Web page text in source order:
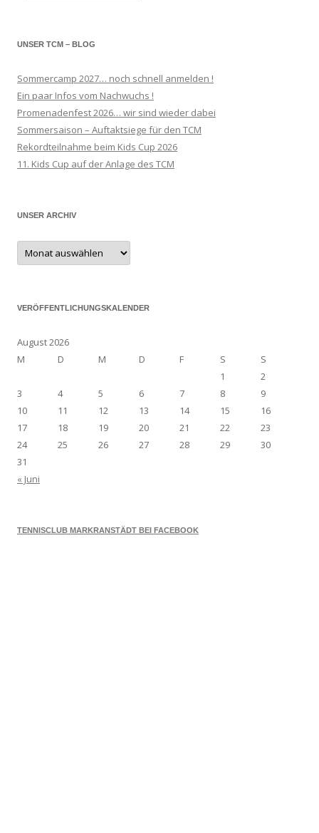
UNSER TCM – BLOG
Sommercamp 2027… noch schnell anmelden !
Ein paar Infos vom Nachwuchs !
Promenadenfest 2026… wir sind wieder dabei
Sommersaison – Auftaktsiege für den TCM
Rekordteilnahme beim Kids Cup 2026
11. Kids Cup auf der Anlage des TCM
UNSER ARCHIV
Unser
Archiv
VERÖFFENTLICHUNGSKALENDER
August 2026
M
D M D F S
S
1
2
3
4 5 6 7 8
9
10
11 12 13 14 15
16
17
18 19 20 21 22
23
24
25 26 27 28 29
30
31
« Juni
TENNISCLUB MARKRANSTÄDT BEI FACEBOOK